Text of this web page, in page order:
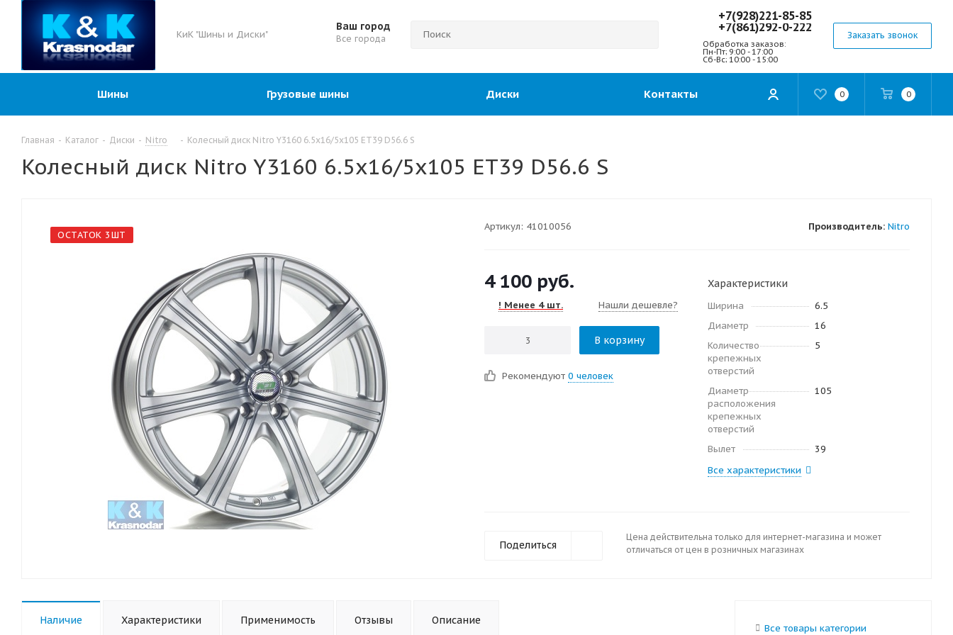
КиК "Шины и Диски"
Ваш город
Все города
+7(928)221-85-85
+7(861)292-0-222
Обработка заказов:
Пн-Пт; 9:00 - 17:00
Сб-Вс; 10:00 - 15:00
Заказать звонок
0 0
Шины Грузовые шины Диски Контакты
Главная - Каталог - Диски - Nitro - Колесный диск Nitro Y3160 6.5x16/5x105 ET39 D56.6 S
Колесный диск Nitro Y3160 6.5x16/5x105 ET39 D56.6 S
ОСТАТОК 3ШТ
Артикул: 41010056 Производитель: Nitro
4 100 руб.
! Менее 4 шт. Нашли дешевле?
В корзину
Рекомендуют 0 человек
Характеристики
Ширина
6.5
Диаметр
16
Количество
крепежных
отверстий
5
Диаметр
расположения
крепежных
отверстий
105
Вылет
39
Все характеристики
Поделиться
Цена действительна только для интернет-магазина и может
отличаться от цен в розничных магазинах
Наличие Характеристики Применимость Отзывы Описание
Все товары категории